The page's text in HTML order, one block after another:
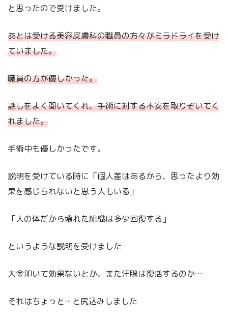
と思ったので受けました。
あとは受ける美容皮膚科の職員の方々がミラドライを受け
ていました。
職員の方が優しかった。
話しをよく聞いてくれ、手術に対する不安を取りぞいてく
れました。
手術中も優しかったです。
説明を受けている時に「個人差はあるから、思ったより効
果を感じられないと思う人もいる」
「人の体だから壊れた組織は多少回復する」
というような説明を受けました
大金叩いて効果ないとか、また汗腺は復活するのか…
それはちょっと…と尻込みしました